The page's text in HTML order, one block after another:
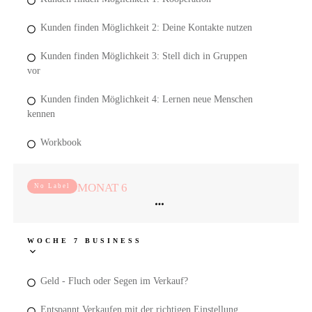
Kunden finden Möglichkeit 2: Deine Kontakte nutzen
Kunden finden Möglichkeit 3: Stell dich in Gruppen
vor
Kunden finden Möglichkeit 4: Lernen neue Menschen
kennen
Workbook
No Label MONAT 6
WOCHE 7 BUSINESS
Geld - Fluch oder Segen im Verkauf?
Entspannt Verkaufen mit der richtigen Einstellung